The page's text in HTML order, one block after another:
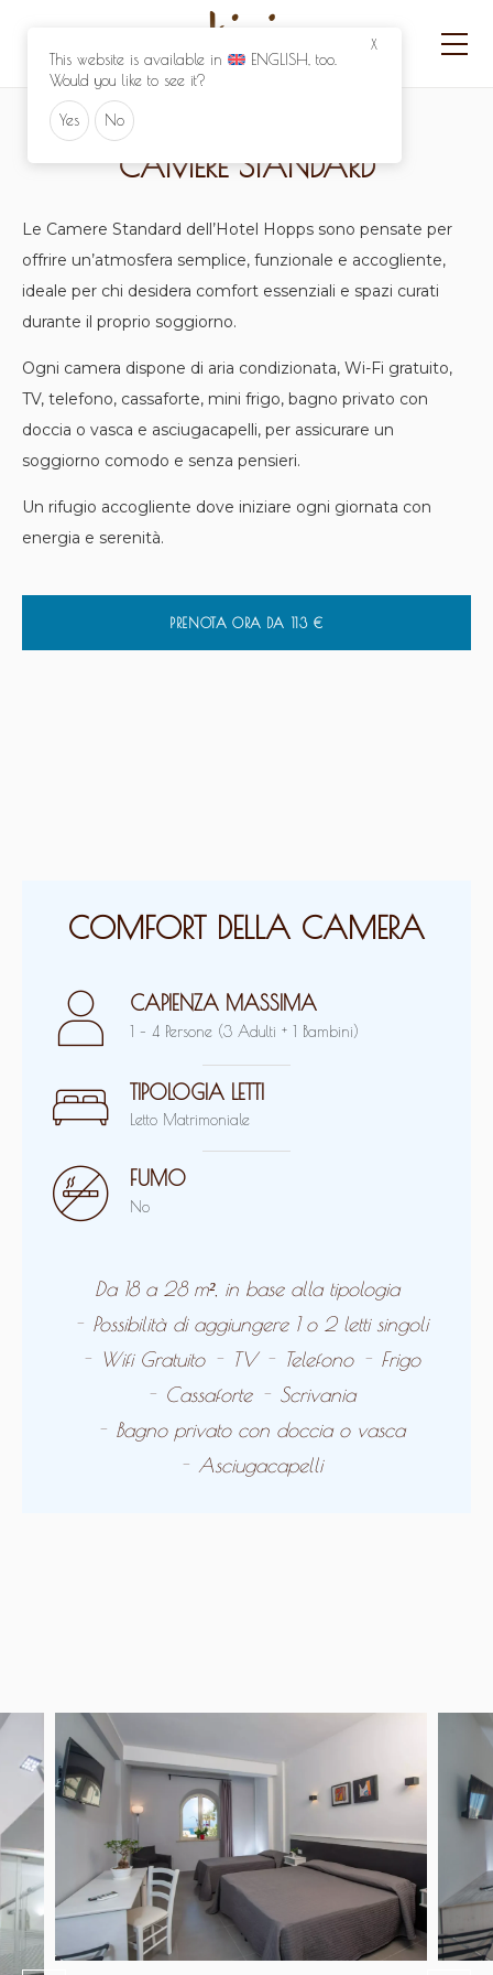
CAMERE STANDARD
Le Camere Standard dell’Hotel Hopps sono pensate per
offrire un’atmosfera semplice, funzionale e accogliente,
ideale per chi desidera comfort essenziali e spazi curati
durante il proprio soggiorno.
Ogni camera dispone di aria condizionata, Wi-Fi gratuito,
TV, telefono, cassaforte, mini frigo, bagno privato con
doccia o vasca e asciugacapelli, per assicurare un
soggiorno comodo e senza pensieri.
Un rifugio accogliente dove iniziare ogni giornata con
energia e serenità.
PRENOTA ORA DA 113 €
COMFORT DELLA CAMERA
CAPIENZA MASSIMA
1 – 4 Persone (3 Adulti + 1 Bambini)
TIPOLOGIA LETTI
Letto Matrimoniale
FUMO
No
Da 18 a 28 m², in base alla tipologia
Possibilità di aggiungere 1 o 2 letti singoli
Wifi Gratuito
TV Telefono
Frigo
Cassaforte
Scrivania
Bagno privato con doccia o vasca
Asciugacapelli
X
This website is available in ENGLISH , too.
Would you like to see it?
Yes No